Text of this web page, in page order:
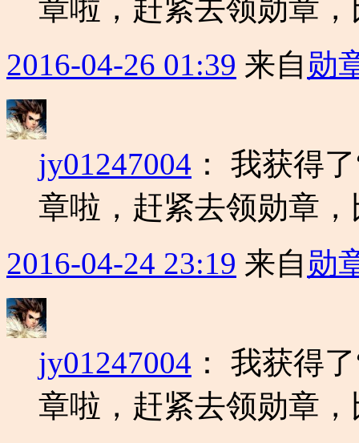
章啦，赶紧去领勋章
2016-04-26 01:39 来自 勋
jy01247004 ： 我获得
章啦，赶紧去领勋章
2016-04-24 23:19 来自 勋
jy01247004 ： 我获得
章啦，赶紧去领勋章